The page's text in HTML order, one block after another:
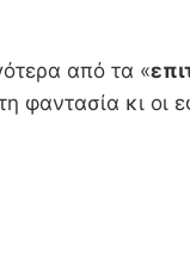
από τα «
κι οι